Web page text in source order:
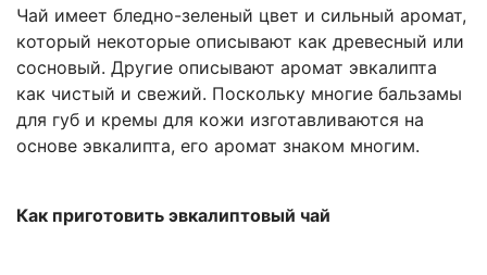
Чай имеет бледно-зеленый цвет и сильный аромат,
который некоторые описывают как древесный или
сосновый. Другие описывают аромат эвкалипта
как чистый и свежий. Поскольку многие бальзамы
для губ и кремы для кожи изготавливаются на
основе эвкалипта, его аромат знаком многим.
Как приготовить эвкалиптовый чай